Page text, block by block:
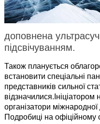
доповнена
підсвічуванням.
Також планується
встановити спеціальні
представників сильної
організатори
Подробиці на офіційному